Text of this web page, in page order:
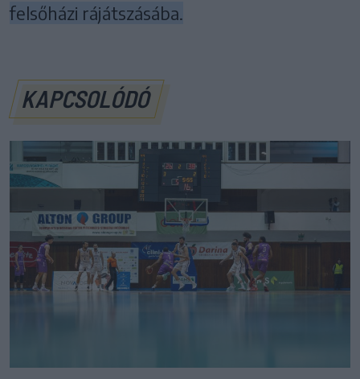
felsőházi rájátszásába.
KAPCSOLÓDÓ